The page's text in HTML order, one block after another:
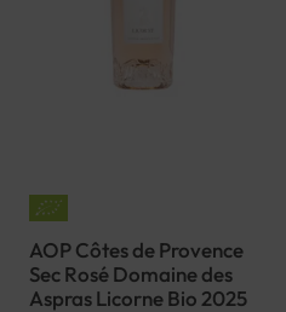
AOP Côtes de Provence
Sec Rosé Domaine des
Aspras Licorne Bio 2025